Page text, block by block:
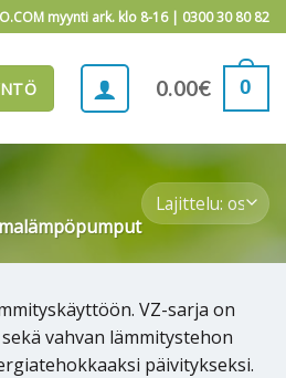
myynti ark. klo 8-16 | 0300 30 80 82
0.00€ 0
VZ-sarja on
vahvan lämmitystehon
päivitykseksi.